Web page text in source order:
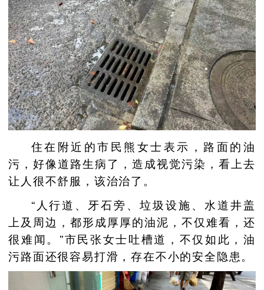
住在附近的市民熊女士表示，路面的油
污，好像道路生病了，造成视觉污染，看上去
让人很不舒服，该治治了。
“人行道、牙石旁、垃圾设施、水道井盖
上及周边，都形成厚厚的油泥，不仅难看，还
很难闻。”市民张女士吐槽道，不仅如此，油
污路面还很容易打滑，存在不小的安全隐患。